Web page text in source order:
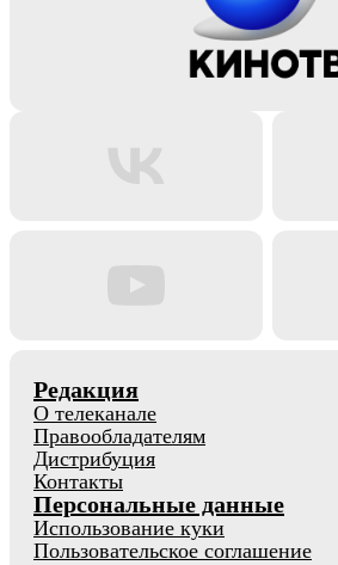
Редакция
О телеканале
Правообладателям
Дистрибуция
Контакты
Персональные данные
Использование куки
Пользовательское соглашение